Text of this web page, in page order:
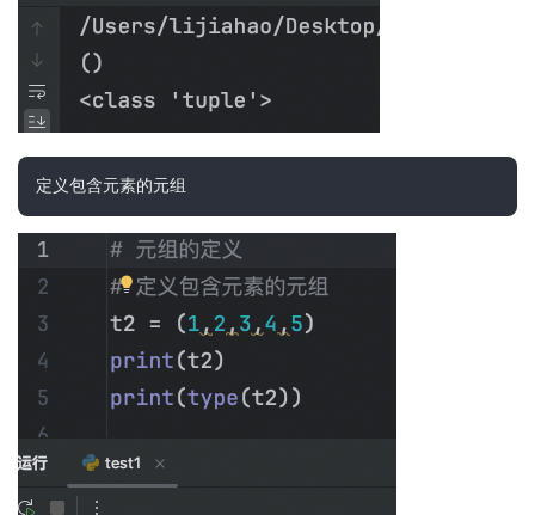
定义包含元素的元组